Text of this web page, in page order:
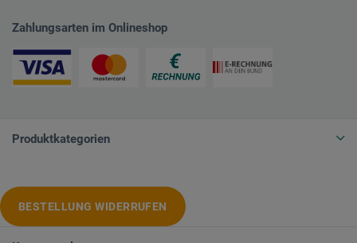
Zahlungsarten im Onlineshop
Produktkategorien
BESTELLUNG WIDERRUFEN